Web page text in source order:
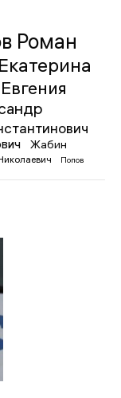
Роман
Жабин
Попов